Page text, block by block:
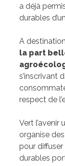
a déjà
durables
A
la part
s’inscrivant
respect de
Vert
organise
pour
durables